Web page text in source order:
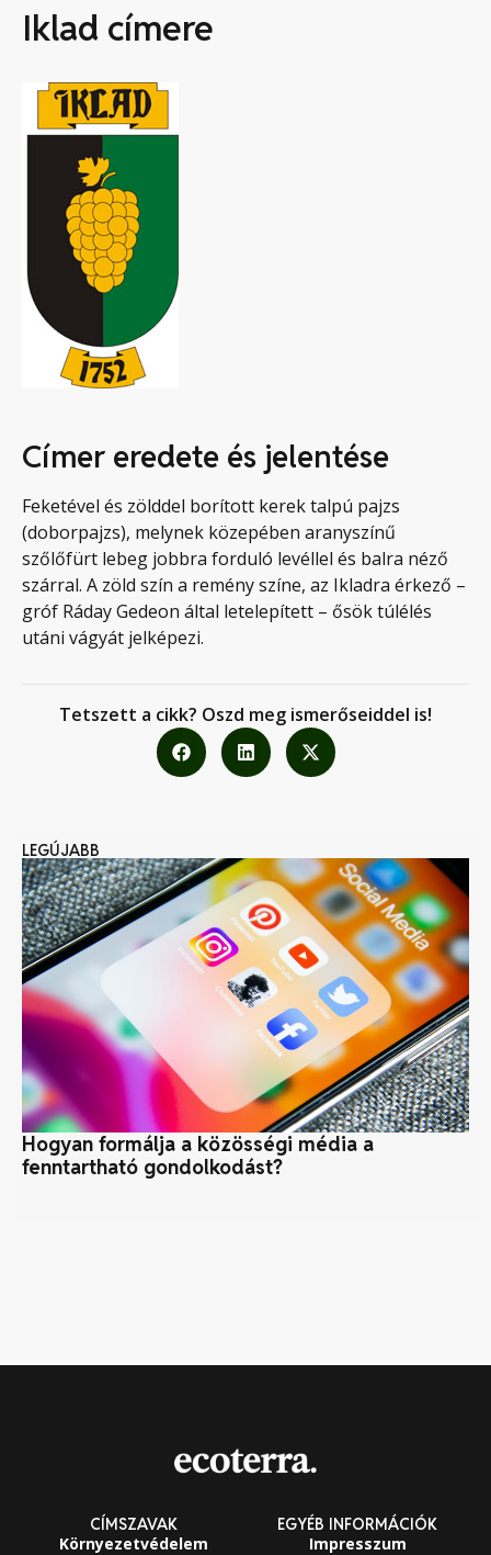
Iklad címere
Címer eredete és jelentése
Feketével és zölddel borított kerek talpú pajzs
(doborpajzs), melynek közepében aranyszínű
szőlőfürt lebeg jobbra forduló levéllel és balra néző
szárral. A zöld szín a remény színe, az Ikladra érkező –
gróf Ráday Gedeon által letelepített – ősök túlélés
utáni vágyát jelképezi.
Tetszett a cikk? Oszd meg ismerőseiddel is!
LEGÚJABB
Hogyan formálja a közösségi média a
fenntartható gondolkodást?
CÍMSZAVAK
Környezetvédelem
EGYÉB INFORMÁCIÓK
Impresszum